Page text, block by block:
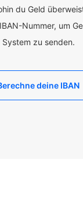
du Geld
Nummer, um
System zu senden.
deine IBAN